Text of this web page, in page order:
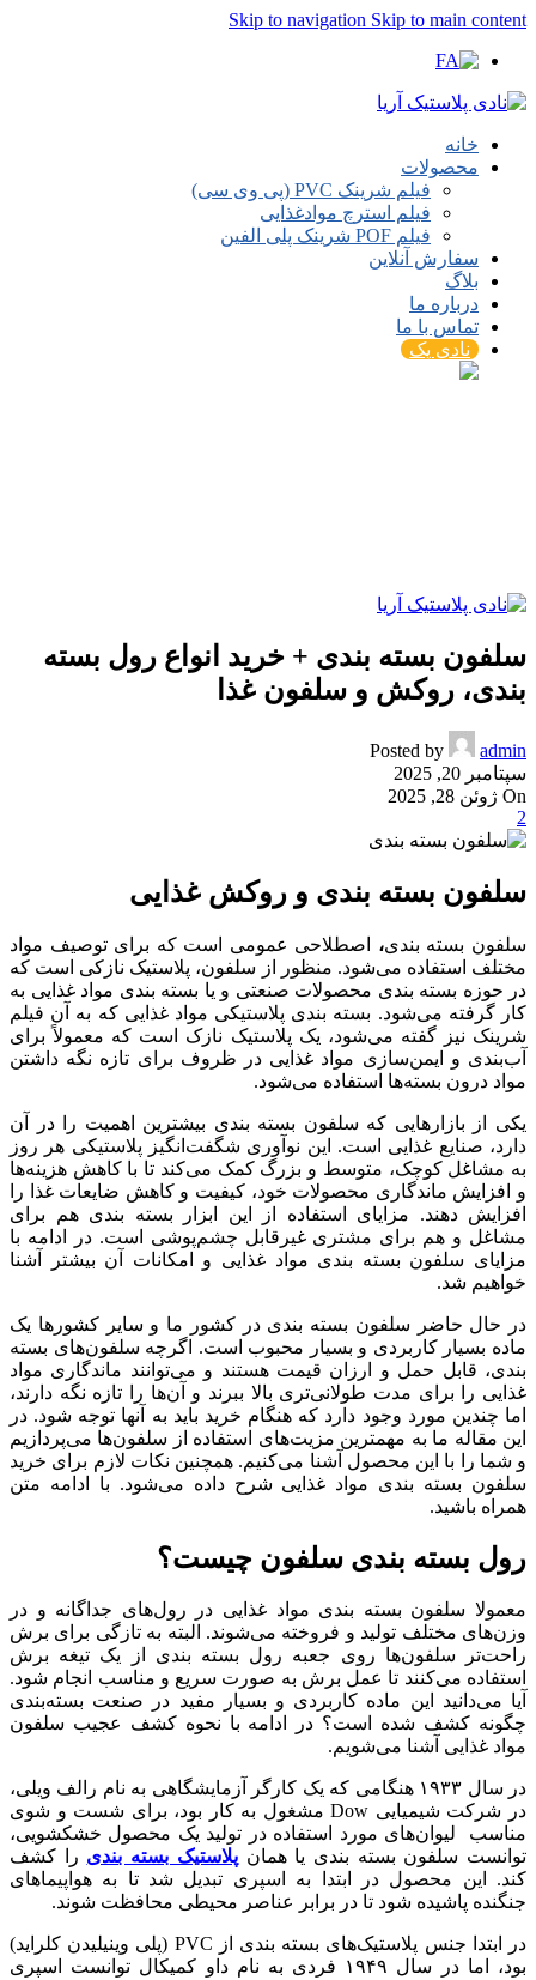
Skip to navigation Skip to main content
خانه
محصولات
فیلم شرینک PVC (پی وی سی)
فیلم استرچ موادغذایی
فیلم POF شرینک پلی الفین
سفارش آنلاین
بلاگ
درباره ما
تماس با ما
نادی پک
سلفون بسته بندی + خرید انواع رول بسته
بندی، روکش و سلفون غذا
Posted by
admin
سپتامبر 20, 2025
On ژوئن 28, 2025
2
سلفون بسته بندی و روکش غذایی
سلفون بسته بندی،
اصطلاحی عمومی است که برای توصیف مواد
مختلف استفاده می‌شود. منظور از سلفون، پلاستیک نازکی است که
در حوزه بسته بندی محصولات صنعتی و یا بسته بندی مواد غذایی به
کار گرفته می‌شود. بسته بندی پلاستیکی مواد غذایی که به آن فیلم
شرینک نیز گفته می‌شود، یک پلاستیک نازک است که معمولاً برای
آب‌بندی و ایمن‌سازی مواد غذایی در ظروف برای تازه نگه داشتن
مواد درون بسته‌ها استفاده می‌شود.
یکی از بازارهایی که سلفون بسته بندی بیشترین اهمیت را در آن
دارد، صنایع غذایی است. این نوآوری شگفت‌انگیز پلاستیکی هر روز
به مشاغل کوچک، متوسط و بزرگ کمک می‌کند تا با کاهش هزینه‌ها
و افزایش ماندگاری محصولات خود، کیفیت و کاهش ضایعات غذا را
افزایش دهند. مزایای استفاده از این ابزار بسته بندی هم برای
مشاغل و هم برای مشتری غیرقابل چشم‌پوشی است. در ادامه با
مزایای سلفون بسته بندی مواد غذایی و امکانات آن بیشتر آشنا
خواهیم شد.
در حال حاضر سلفون بسته بندی در کشور ما و سایر کشورها یک
ماده بسیار کاربردی و بسیار محبوب است. اگرچه سلفون‌های بسته
بندی، قابل حمل و ارزان قیمت هستند و می‌توانند ماندگاری مواد
غذایی را برای مدت طولانی‌تری بالا ببرند و آن‌ها را تازه نگه دارند،
اما چندین مورد وجود دارد که هنگام خرید باید به آنها توجه شود. در
این مقاله ما به مهمترین مزیت‌های استفاده از سلفون‌ها می‌پردازیم
و شما را با این محصول آشنا می‌کنیم. همچنین نکات لازم برای خرید
سلفون بسته بندی مواد غذایی شرح داده می‌شود. با ادامه متن
همراه باشید.
رول بسته بندی سلفون چیست؟
معمولا سلفون بسته بندی مواد غذایی در رول‌های جداگانه و در
وزن‌های مختلف تولید و فروخته می‌شوند. البته به تازگی برای برش
راحت‌تر سلفون‌ها روی جعبه رول بسته بندی از یک تیغه برش
استفاده می‌کنند تا عمل برش به صورت سریع و مناسب انجام شود.
آیا می‌دانید این ماده کاربردی و بسیار مفید در صنعت بسته‌بندی
چگونه کشف شده است؟ در ادامه با نحوه کشف عجیب سلفون
مواد غذایی آشنا می‌شویم.
در سال ۱۹۳۳ هنگامی که یک کارگر آزمایشگاهی به نام رالف ویلی،
در شرکت شیمیایی Dow مشغول به کار بود، برای شست و شوی
مناسب لیوان‌های مورد استفاده در تولید یک محصول خشکشویی،
توانست سلفون بسته بندی یا همانپلاستیک بسته بندی را کشف
کند. این محصول در ابتدا به اسپری تبدیل شد تا به هواپیماهای
جنگنده پاشیده شود تا در برابر عناصر محیطی محافظت شوند.
در ابتدا جنس پلاستیک‌های بسته بندی از PVC (پلی وینیلیدن کلراید)
بود، اما در سال ۱۹۴۹ فردی به نام داو کمیکال توانست اسپری